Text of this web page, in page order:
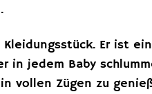
Er ist
in jedem Baby
vollen Zügen zu